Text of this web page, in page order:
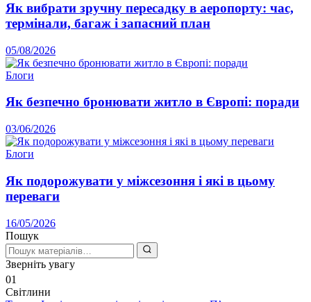
Як вибрати зручну пересадку в аеропорту: час,
термінали, багаж і запасний план
05/08/2026
Блоги
Як безпечно бронювати житло в Європі: поради
03/06/2026
Блоги
Як подорожувати у міжсезоння і які в цьому
переваги
16/05/2026
Пошук
Зверніть увагу
01
Світлини